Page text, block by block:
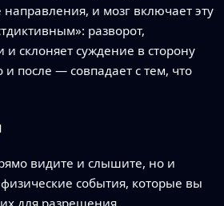
и мозг включает эту
разворот,
склоняет суждение в сторону
после — совпадает с тем, что
видите и слышите, но и
события, которые вы
для разрешения